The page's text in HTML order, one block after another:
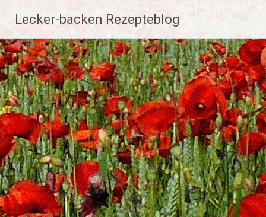
Inhalt
springen
Lecker-backen Rezepteblog